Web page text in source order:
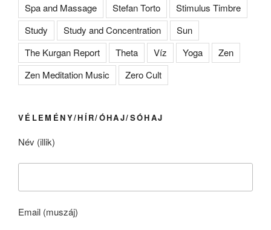
Spa and Massage
Stefan Torto
Stimulus Timbre
Study
Study and Concentration
Sun
The Kurgan Report
Theta Víz Yoga
Zen
Zen Meditation Music
Zero Cult
VÉLEMÉNY/HÍR/ÓHAJ/SÓHAJ
Név (illik)
Email (muszáj)